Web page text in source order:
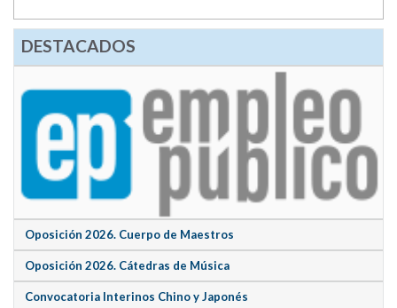
DESTACADOS
Oposición 2026. Cuerpo de Maestros
Oposición 2026. Cátedras de Música
Convocatoria Interinos Chino y Japonés